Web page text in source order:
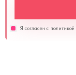
Я согласен с политикой